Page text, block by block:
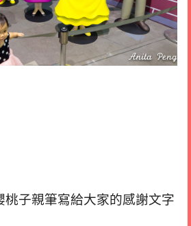
桃子親筆寫給大家的感謝文字